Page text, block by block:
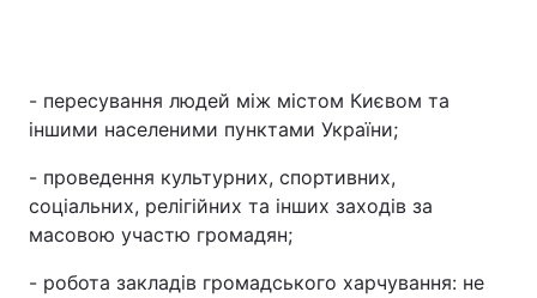
- пересування людей між містом Києвом та
іншими населеними пунктами України;
- проведення культурних, спортивних,
соціальних, релігійних та інших заходів за
масовою участю громадян;
- робота закладів громадського харчування: не